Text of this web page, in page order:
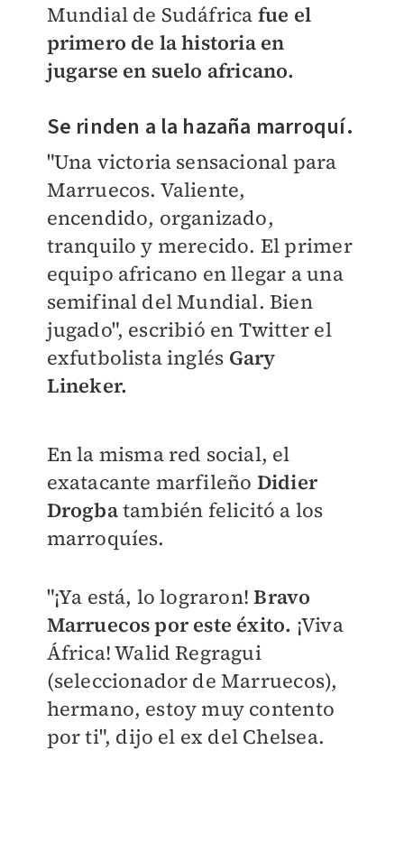
Mundial de Sudáfrica fue el
primero de la historia en
jugarse en suelo africano.
Se rinden a la hazaña marroquí.
"Una victoria sensacional para
Marruecos. Valiente,
encendido, organizado,
tranquilo y merecido. El primer
equipo africano en llegar a una
semifinal del Mundial. Bien
jugado", escribió en Twitter el
exfutbolista inglés Gary
Lineker.
En la misma red social, el
exatacante marfileño Didier
Drogbatambién felicitó a los
marroquíes.
"¡Ya está, lo lograron!Bravo
Marruecos por este éxito. ¡Viva
África! Walid Regragui
(seleccionador de Marruecos),
hermano, estoy muy contento
por ti", dijo el ex del Chelsea.